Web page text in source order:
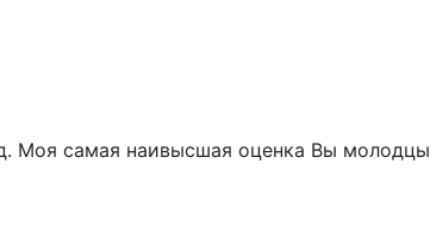
Моя самая наивысшая оценка Вы молодцы